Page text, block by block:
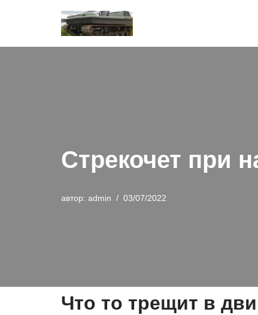
к
Стрекочет при
автор: admin 03/07/2022
Что то трещит в